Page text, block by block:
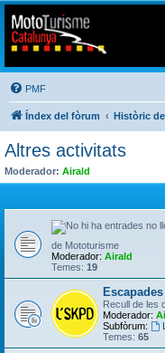
Mototurisme
Turisme en moto en català
PMF
Índex del fòrum Històric
Altres activitats
Moderador: Airald
de Mototurisme
Moderador: Airald
Temes: 19
Escapades
Recull de les
Moderador:
Subfòrum:
Temes: 65